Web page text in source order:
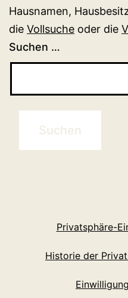
Hausnamen,
die Vollsuche oder die
Suchen …
Privatsphäre-
Historie der